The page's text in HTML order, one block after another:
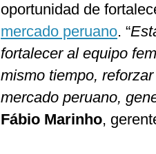
oportunidad de
mercado peruano. “
fortalecer al equipo
mismo tiempo,
mercado peruano,
Fábio Marinho,